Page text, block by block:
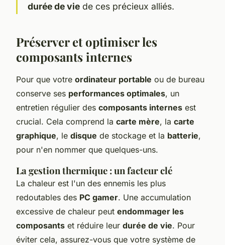
durée de vie de ces précieux alliés.
Préserver et optimiser les
composants internes
Pour que votre ordinateur portable ou de bureau
conserve ses performances optimales, un
entretien régulier des composants internes est
crucial. Cela comprend la carte mère, la carte
graphique, le disque de stockage et la batterie,
pour n'en nommer que quelques-uns.
La gestion thermique : un facteur clé
La chaleur est l'un des ennemis les plus
redoutables des PC gamer. Une accumulation
excessive de chaleur peut endommager les
composants et réduire leur durée de vie. Pour
éviter cela, assurez-vous que votre système de